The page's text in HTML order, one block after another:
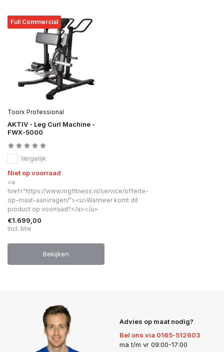
Full Commercial
Toorx Professional
AKTIV - Leg Curl Machine -
FWX-5000
Vergelijk
Niet op voorraad
<a
href="https://www.nrgfitness.nl/service/offerte-
op-maat-aanvragen/"><u>Wanneer komt dit
product op voorraad?</a></u>
€1.699,00
Incl. btw
Bekijken
Advies op maat nodig?
Bel ons via 0165-512603
ma t/m vr 09:00-17:00